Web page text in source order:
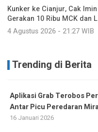
Kunker ke Cianjur, Cak
Gerakan 10 Ribu MCK dan
4 Agustus 2026 - 21:27 WIB
Trending di Berita
Aplikasi Grab Terobos
Antar Picu Peredaran
16 Januari 2026